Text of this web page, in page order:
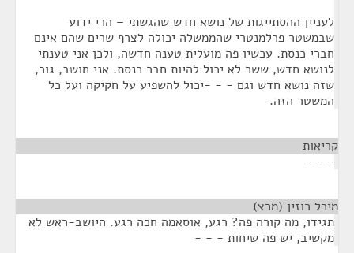
לעניין ההסתייגות של נושא חדש שהגשתי – הרי ידוע
שבמשטר פרלמנטרי שהממשלה יכולה לצרף שרים שהם אינם
חברי כנסת. עכשיו פה מועלית טענה חדשה, ולכן אני טענתי
לנושא חדש, ששר לא יכול להיות חבר כנסת. אני חושב, גור,
שזה נושא חדש וגם - - -יכול להשפיע על חקיקה ועל כל
המשטר הזה.
קריאות
- - -
מיכל רוזין (מרצ)
תגידו, מה קורה פה? רגע, אוסאמה חכה רגע. היושב-ראש לא
מקשיב, יש פה שיחות - - -